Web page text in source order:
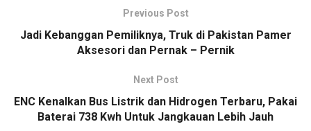
Previous Post
Jadi Kebanggan Pemiliknya, Truk di Pakistan Pamer
Aksesori dan Pernak – Pernik
Next Post
ENC Kenalkan Bus Listrik dan Hidrogen Terbaru, Pakai
Baterai 738 Kwh Untuk Jangkauan Lebih Jauh